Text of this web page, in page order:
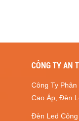
CÔNG TY AN
Công Ty
Cao Áp, Đèn
Đèn Led